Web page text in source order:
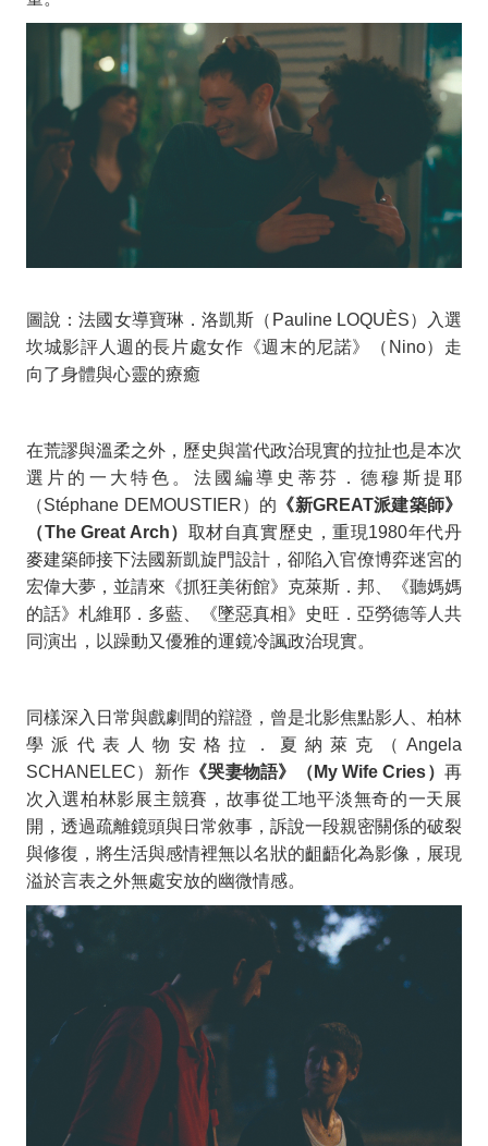
圖說：法國女導寶琳．洛凱斯（Pauline LOQUÈS）入選
坎城影評人週的長片處女作《週末的尼諾》（Nino）走
向了身體與心靈的療癒
在荒謬與溫柔之外，歷史與當代政治現實的拉扯也是本次
選片的一大特色。法國編導史蒂芬．德穆斯提耶
（Stéphane DEMOUSTIER）的 《新GREAT派建築師》
（The Great Arch） 取材自真實歷史，重現1980年代丹
麥建築師接下法國新凱旋門設計，卻陷入官僚博弈迷宮的
宏偉大夢，並請來《抓狂美術館》克萊斯．邦、《聽媽媽
的話》札維耶．多藍、《墜惡真相》史旺．亞勞德等人共
同演出，以躁動又優雅的運鏡冷諷政治現實。
同樣深入日常與戲劇間的辯證，曾是北影焦點影人、柏林
學派代表人物安格拉．夏納萊克（ Angela
SCHANELEC）新作 《哭妻物語》（ My Wife Cries）再
次入選柏林影展主競賽，故事從工地平淡無奇的一天展
開，透過疏離鏡頭與日常敘事，訴說一段親密關係的破裂
與修復，將生活與感情裡無以名狀的齟齬化為影像，展現
溢於言表之外無處安放的幽微情感。